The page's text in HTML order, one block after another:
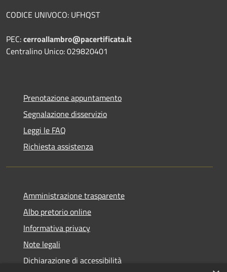
CODICE UNIVOCO: UFHQST
PEC:cerroallambro@pacertificata.it
Centralino Unico: 029820401
Prenotazione appuntamento
Segnalazione disservizio
Leggi le FAQ
Richiesta assistenza
Amministrazione trasparente
Albo pretorio online
Informativa privacy
Note legali
Dichiarazione di accessibilità